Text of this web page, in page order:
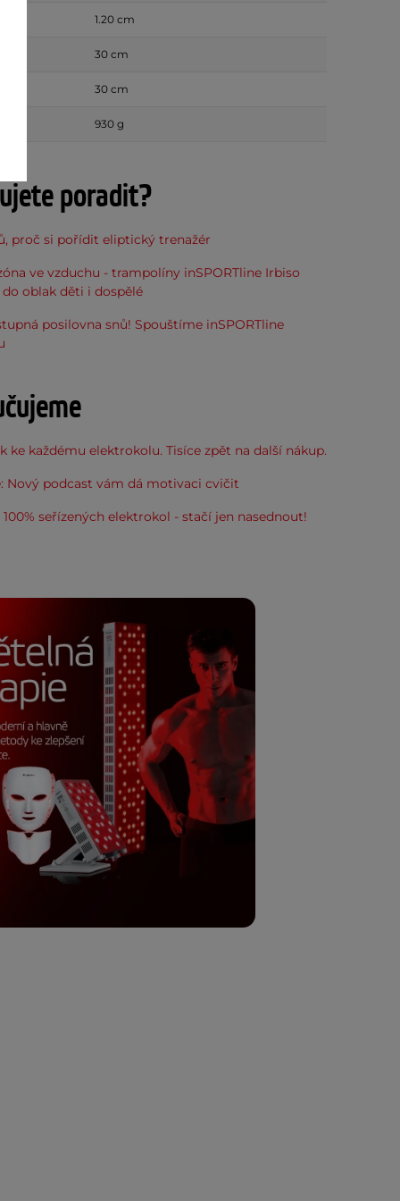
1.20 cm
30 cm
30 cm
930 g
poradit?
proč si pořídit eliptický trenažér
ve vzduchu - trampolíny inSPORTline Irbiso
oblak děti i dospělé
posilovna snů! Spouštíme inSPORTline
ke každému elektrokolu. Tisíce zpět na další nákup.
Nový podcast vám dá motivaci cvičit
100% seřízených elektrokol - stačí jen nasednout!